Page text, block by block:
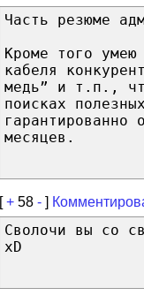
Часть резюме
Кроме того умею
кабеля
медь” и т.п.,
поисках
гарантированно
месяцев.
[+ 58 - ]
Сволочи вы со
xD